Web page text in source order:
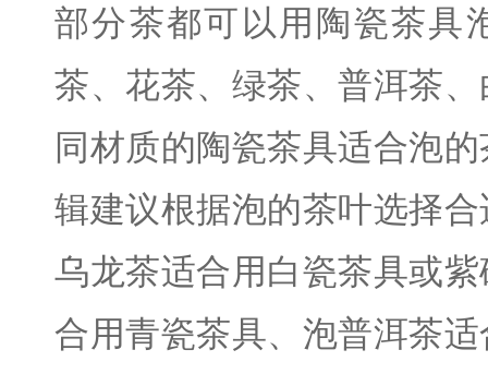
部分茶都可以用陶瓷茶具
茶、花茶、绿茶、普洱茶
同材质的陶瓷茶具适合泡
辑建议根据泡的茶叶选择
乌龙茶适合用白瓷茶具或
合用青瓷茶具、泡普洱茶